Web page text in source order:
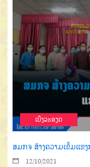
ເບີ່ງລະອຽດ
ສມກຈ ສ້າງຄວາມເຂັ້ມແຂ
12/10/2021